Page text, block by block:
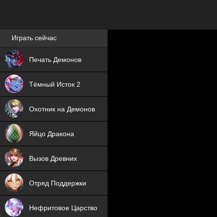
Лучшие игры онлайн
Играть сейчас
Печать Демонов
NEW
Тёмный Исток 2
NEW
Охотник на Демонов
ХИТ
Яйцо Дракона
NEW
Вызов Древних
ХИТ
Отряд Поддержки
ХИТ
Нефритовое Царство